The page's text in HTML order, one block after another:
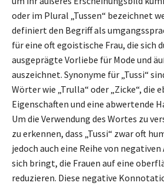
oder im Plural „Tussen“ bezeichnet
definiert den Begriff als
für eine oft egoistische Frau, die sich
ausgeprägte Vorliebe für Mode und
auszeichnet. Synonyme für „Tussi“
Wörter wie „Trulla“ oder „Zicke“, die
Eigenschaften und eine abwertende
Um die Verwendung des Wortes zu
zu erkennen, dass „Tussi“ zwar oft
jedoch auch eine Reihe von
sich bringt, die Frauen auf eine
reduzieren. Diese negative